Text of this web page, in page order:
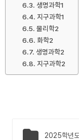
생명과학1
지구과학1
물리학2
화학2
생명과학2
지구과학2
2025학년도